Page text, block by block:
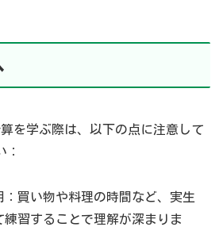
を学ぶ際は、以下の点に注意して
：
：買い物や料理の時間など、実生
練習することで理解が深まりま